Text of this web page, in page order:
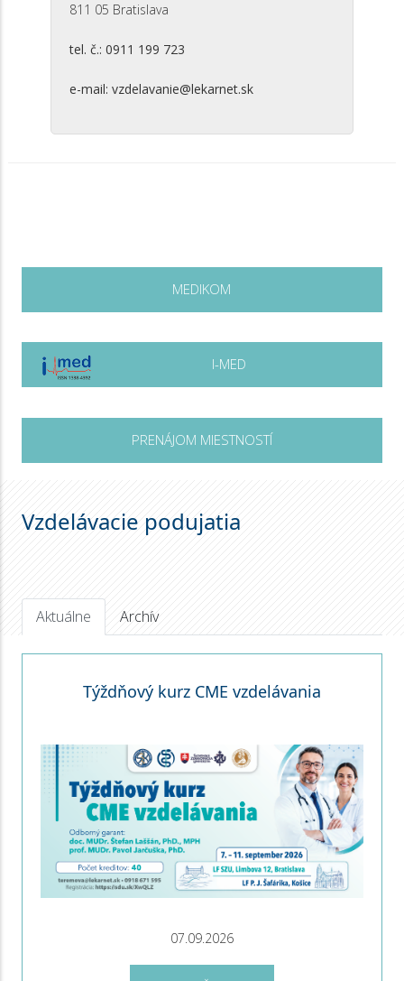
811 05 Bratislava
tel. č.: 0911 199 723
e-mail: vzdelavanie@lekarnet.sk
MEDIKOM
I-MED
PRENÁJOM MIESTNOSTÍ
Vzdelávacie podujatia
Aktuálne Archív
Týždňový kurz CME vzdelávania
07.09.2026